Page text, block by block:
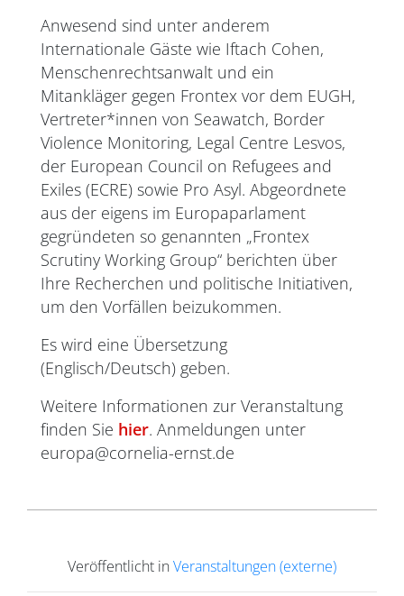
Anwesend sind unter anderem
Internationale Gäste wie Iftach Cohen,
Menschenrechtsanwalt und ein
Mitankläger gegen Frontex vor dem EUGH,
Vertreter*innen von Seawatch, Border
Violence Monitoring, Legal Centre Lesvos,
der European Council on Refugees and
Exiles (ECRE) sowie Pro Asyl. Abgeordnete
aus der eigens im Europaparlament
gegründeten so genannten „Frontex
Scrutiny Working Group“ berichten über
Ihre Recherchen und politische Initiativen,
um den Vorfällen beizukommen.
Es wird eine Übersetzung
(Englisch/Deutsch) geben.
Weitere Informationen zur Veranstaltung
finden Sie hier. Anmeldungen unter
europa@cornelia-ernst.de
Veröffentlicht inVeranstaltungen (externe)